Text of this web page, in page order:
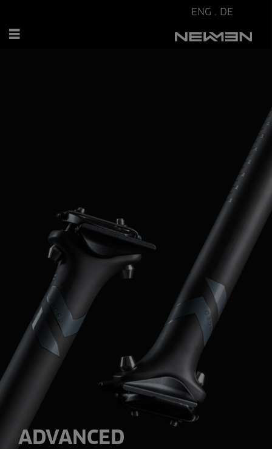
ENG . DE
ADVANCED